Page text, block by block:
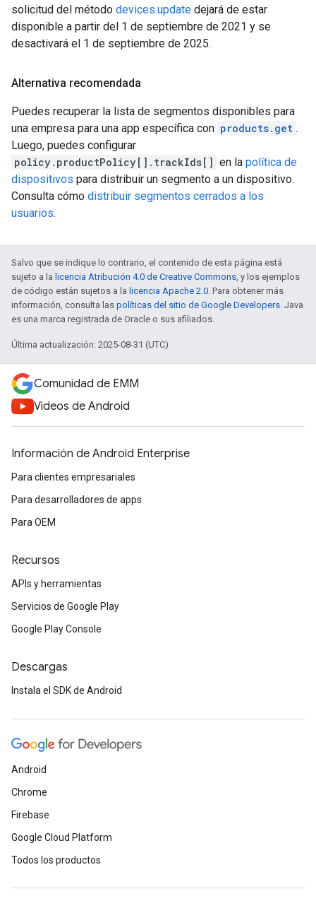
solicitud del método devices.update dejará de estar
disponible a partir del 1 de septiembre de 2021 y se
desactivará el 1 de septiembre de 2025.
Alternativa recomendada
Puedes recuperar la lista de segmentos disponibles para
una empresa para una app específica con products.get .
Luego, puedes configurar
policy.productPolicy[].trackIds[] en la política de
dispositivos para distribuir un segmento a un dispositivo.
Consulta cómo distribuir segmentos cerrados a los
usuarios.
Salvo que se indique lo contrario, el contenido de esta página está
sujeto a la licencia Atribución 4.0 de Creative Commons, y los ejemplos
de código están sujetos a la licencia Apache 2.0. Para obtener más
información, consulta las políticas del sitio de Google Developers. Java
es una marca registrada de Oracle o sus afiliados.
Última actualización: 2025-08-31 (UTC)
Comunidad de EMM
Videos de Android
Información de Android Enterprise
Para clientes empresariales
Para desarrolladores de apps
Para OEM
Recursos
APIs y herramientas
Servicios de Google Play
Google Play Console
Descargas
Instala el SDK de Android
Android
Chrome
Firebase
Google Cloud Platform
Todos los productos